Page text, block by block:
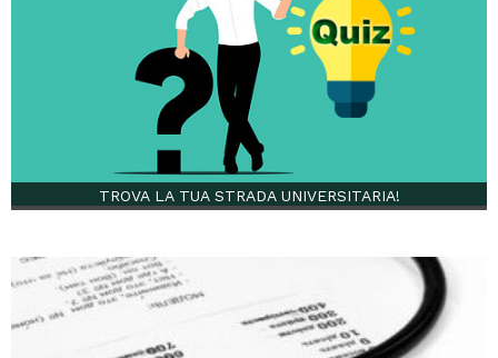
TROVA LA TUA STRADA UNIVERSITARIA!